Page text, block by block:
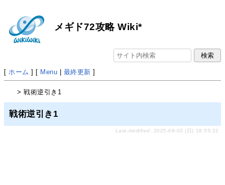
メギド72攻略 Wiki*
[ ホーム ] [ Menu | 最終更新 ]
> 戦術逆引き1
戦術逆引き1
Last-modified: 2025-08-03 (日) 18:55:22